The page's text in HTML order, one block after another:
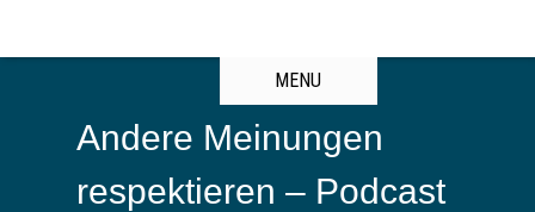
MENU
Andere Meinungen
respektieren – Podcast